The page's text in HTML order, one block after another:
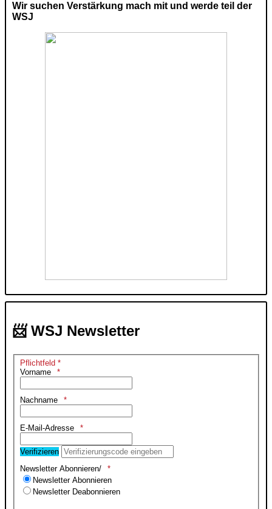
Wir suchen Verstärkung mach mit und werde teil der
WSJ
📨 WSJ Newsletter
Pflichtfeld *
Vorname
Nachname
E-Mail-Adresse
Verifizieren
Newsletter Abonnieren/
Newsletter Abonnieren
Newsletter Deabonnieren